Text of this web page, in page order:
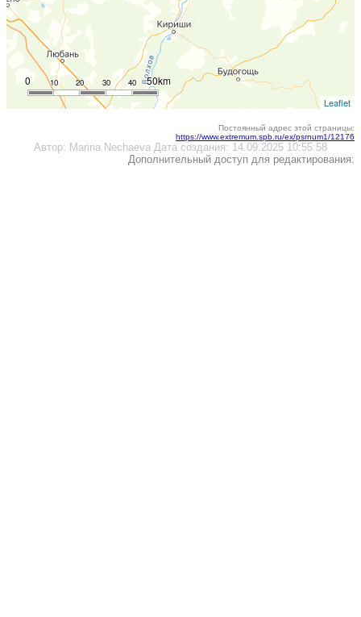
10
0 20 30 40 50km
Leaflet
Постоянный адрес этой страницы:
https://www.extremum.spb.ru/ex/psrnum1/12176
Автор: Marina Nechaeva Дата создания: 14.09.2025 10:55:58
Дополнительный доступ для редактирования: